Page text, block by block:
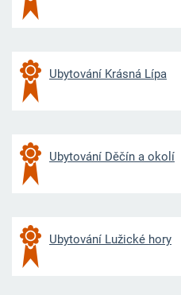
Ubytování Krásná Lípa
Ubytování Děčín a okolí
Ubytování Lužické hory